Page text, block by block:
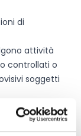
di
attività
controllati o
soggetti
Camera di
per le